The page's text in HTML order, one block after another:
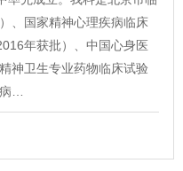
、国家精神心理疾病临床
年获批）、中国心身医
神卫生专业药物临床试验
…